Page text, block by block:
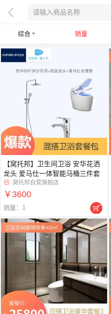
综合 销量
【窝托邦】卫生间卫浴 安华花洒
龙头 爱马仕一体智能马桶三件套
 窝托邦自营旗舰店
￥3600
销量：1 